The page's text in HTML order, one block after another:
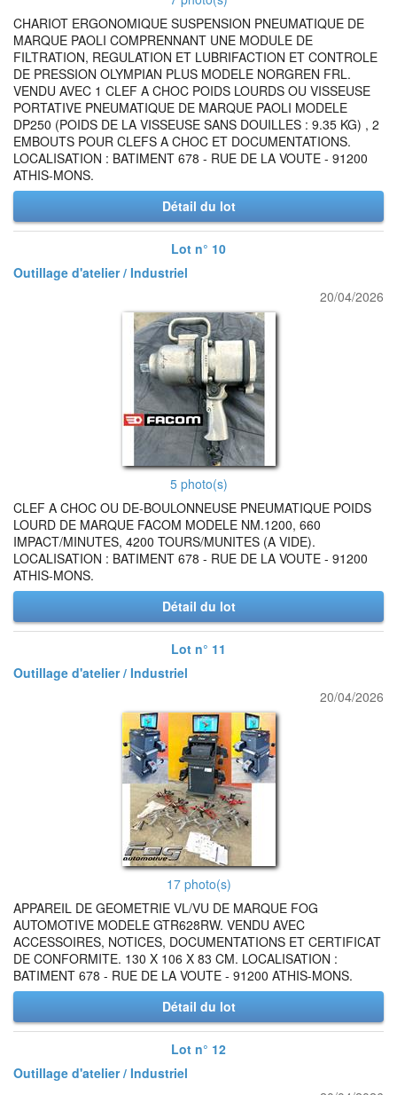
CHARIOT ERGONOMIQUE SUSPENSION PNEUMATIQUE DE
MARQUE PAOLI COMPRENNANT UNE MODULE DE
FILTRATION, REGULATION ET LUBRIFACTION ET CONTROLE
DE PRESSION OLYMPIAN PLUS MODELE NORGREN FRL.
VENDU AVEC 1 CLEF A CHOC POIDS LOURDS OU VISSEUSE
PORTATIVE PNEUMATIQUE DE MARQUE PAOLI MODELE
DP250 (POIDS DE LA VISSEUSE SANS DOUILLES : 9.35 KG) , 2
EMBOUTS POUR CLEFS A CHOC ET DOCUMENTATIONS.
LOCALISATION : BATIMENT 678 - RUE DE LA VOUTE - 91200
ATHIS-MONS.
Détail du lot
Lot n° 10
Outillage d'atelier / Industriel
20/04/2026
5 photo(s)
CLEF A CHOC OU DE-BOULONNEUSE PNEUMATIQUE POIDS
LOURD DE MARQUE FACOM MODELE NM.1200, 660
IMPACT/MINUTES, 4200 TOURS/MUNITES (A VIDE).
LOCALISATION : BATIMENT 678 - RUE DE LA VOUTE - 91200
ATHIS-MONS.
Détail du lot
Lot n° 11
Outillage d'atelier / Industriel
20/04/2026
17 photo(s)
APPAREIL DE GEOMETRIE VL/VU DE MARQUE FOG
AUTOMOTIVE MODELE GTR628RW. VENDU AVEC
ACCESSOIRES, NOTICES, DOCUMENTATIONS ET CERTIFICAT
DE CONFORMITE. 130 X 106 X 83 CM. LOCALISATION :
BATIMENT 678 - RUE DE LA VOUTE - 91200 ATHIS-MONS.
Détail du lot
Lot n° 12
Outillage d'atelier / Industriel